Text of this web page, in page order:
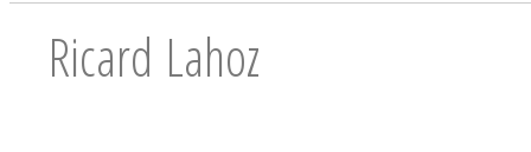
Ricard Lahoz